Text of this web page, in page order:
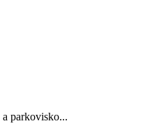
a parkovisko...